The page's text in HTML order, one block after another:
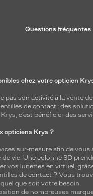
Questions fréquentes
chez votre opticien
pas son activité à la vente de
lentilles de contact ; des
c’est bénéficier des
opticiens Krys ?
sur-mesure afin de
vie. Une colonne 3D
vos lunettes en virtuel,
de contact ? Vous
que soit votre besoin.
de nombreuses